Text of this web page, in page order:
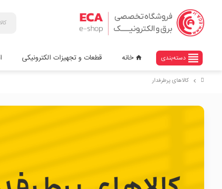
view_headline دسته‌بندی home خانه قطعات و تجهیزات الکترونیکی
chevron_right کالاهای پرطرفدار